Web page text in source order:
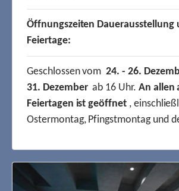
Öffnungszeiten Dauerausstellung
Feiertage:
Geschlossen vom24. - 26.
31. Dezemberab 16 Uhr. An allen
Feiertagen ist geöffnet,
Ostermontag, Pfingstmontag und